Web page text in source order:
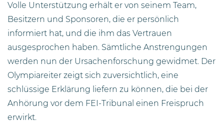
Volle Unterstützung erhält er von seinem Team,
Besitzern und Sponsoren, die er persönlich
informiert hat, und die ihm das Vertrauen
ausgesprochen haben. Sämtliche Anstrengungen
werden nun der Ursachenforschung gewidmet. Der
Olympiareiter zeigt sich zuversichtlich, eine
schlüssige Erklärung liefern zu können, die bei der
Anhörung vor dem FEI-Tribunal einen Freispruch
erwirkt.